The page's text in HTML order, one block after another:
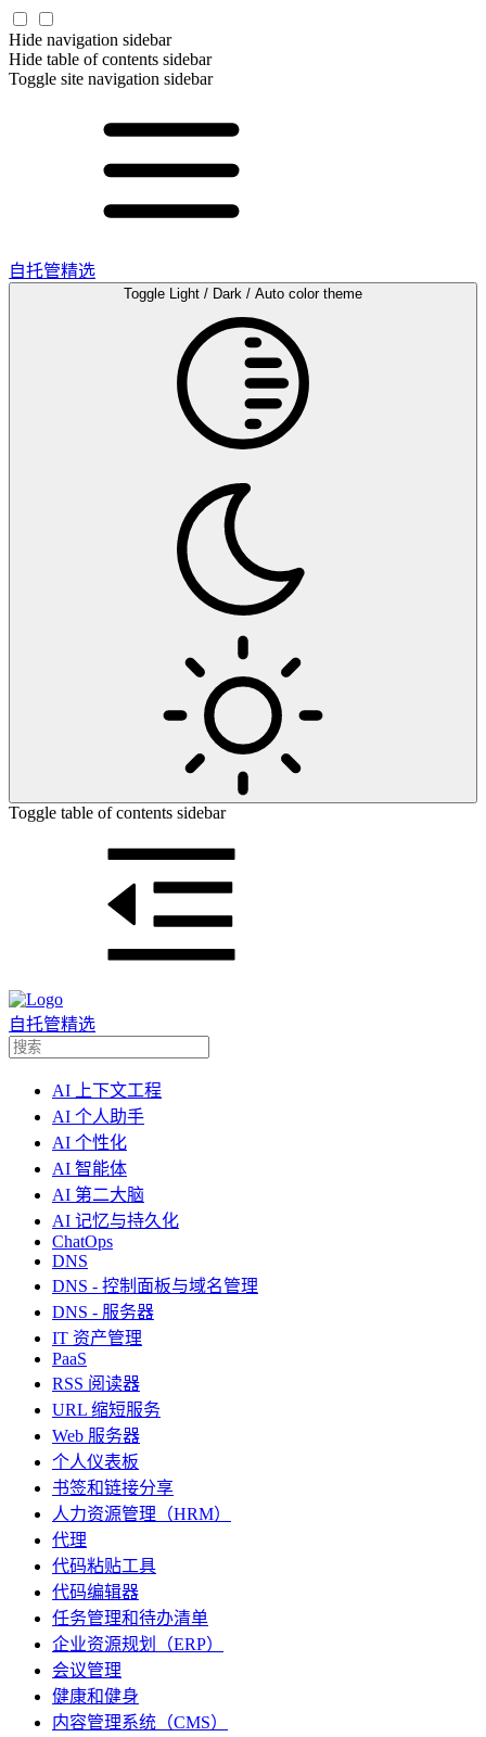
Hide navigation sidebar
Hide table of contents sidebar
Toggle site navigation sidebar
自托管精选
Toggle Light / Dark / Auto color theme
Toggle table of contents sidebar
自托管精选
AI 上下文工程
AI 个人助手
AI 个性化
AI 智能体
AI 第二大脑
AI 记忆与持久化
ChatOps
DNS
DNS - 控制面板与域名管理
DNS - 服务器
IT 资产管理
PaaS
RSS 阅读器
URL 缩短服务
Web 服务器
个人仪表板
书签和链接分享
人力资源管理（HRM）
代理
代码粘贴工具
代码编辑器
任务管理和待办清单
企业资源规划（ERP）
会议管理
健康和健身
内容管理系统（CMS）